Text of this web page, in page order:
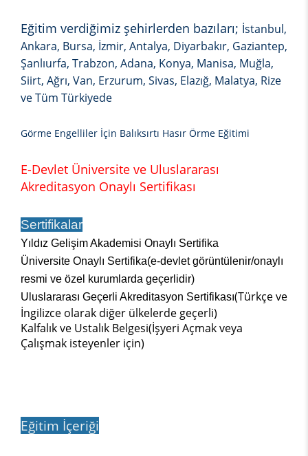
Eğitim verdiğimiz şehirlerden bazıları; İstanbul,
Ankara, Bursa, İzmir, Antalya, Diyarbakır, Gaziantep,
Şanlıurfa, Trabzon, Adana, Konya, Manisa, Muğla,
Siirt, Ağrı, Van, Erzurum, Sivas, Elazığ, Malatya, Rize
ve Tüm Türkiyede
Görme Engelliler İçin Balıksırtı Hasır Örme Eğitimi
E-Devlet Üniversite ve Uluslararası
Akreditasyon Onaylı Sertifikası
Sertifikalar
Yıldız Gelişim Akademisi Onaylı Sertifika
Üniversite Onaylı Sertifika(e-devlet görüntülenir/onaylı
resmi ve özel kurumlarda geçerlidir)
Uluslararası Geçerli Akreditasyon Sertifikası(Türkçe ve
İngilizce olarak diğer ülkelerde geçerli)
Kalfalık ve Ustalık Belgesi(İşyeri Açmak veya
Çalışmak isteyenler için)
Eğitim İçeriği